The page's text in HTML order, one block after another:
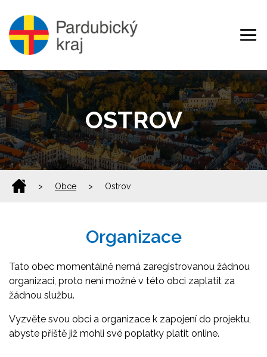
OSTROV
> Obce > Ostrov
Organizace
Tato obec momentálně nemá zaregistrovanou žádnou
organizaci, proto není možné v této obci zaplatit za
žádnou službu.
Vyzvěte svou obci a organizace k zapojení do projektu,
abyste příště již mohli své poplatky platit online.